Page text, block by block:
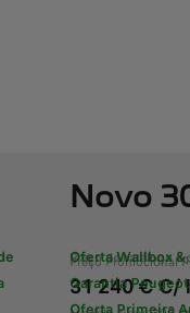
Novo
Oferta Wallbox &
Garantia
Preço de catálogo
Preço Promocional
31 240 € C/